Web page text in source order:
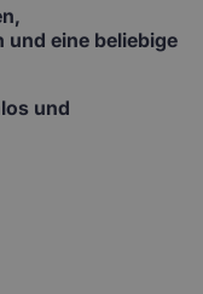
und eine beliebige
und